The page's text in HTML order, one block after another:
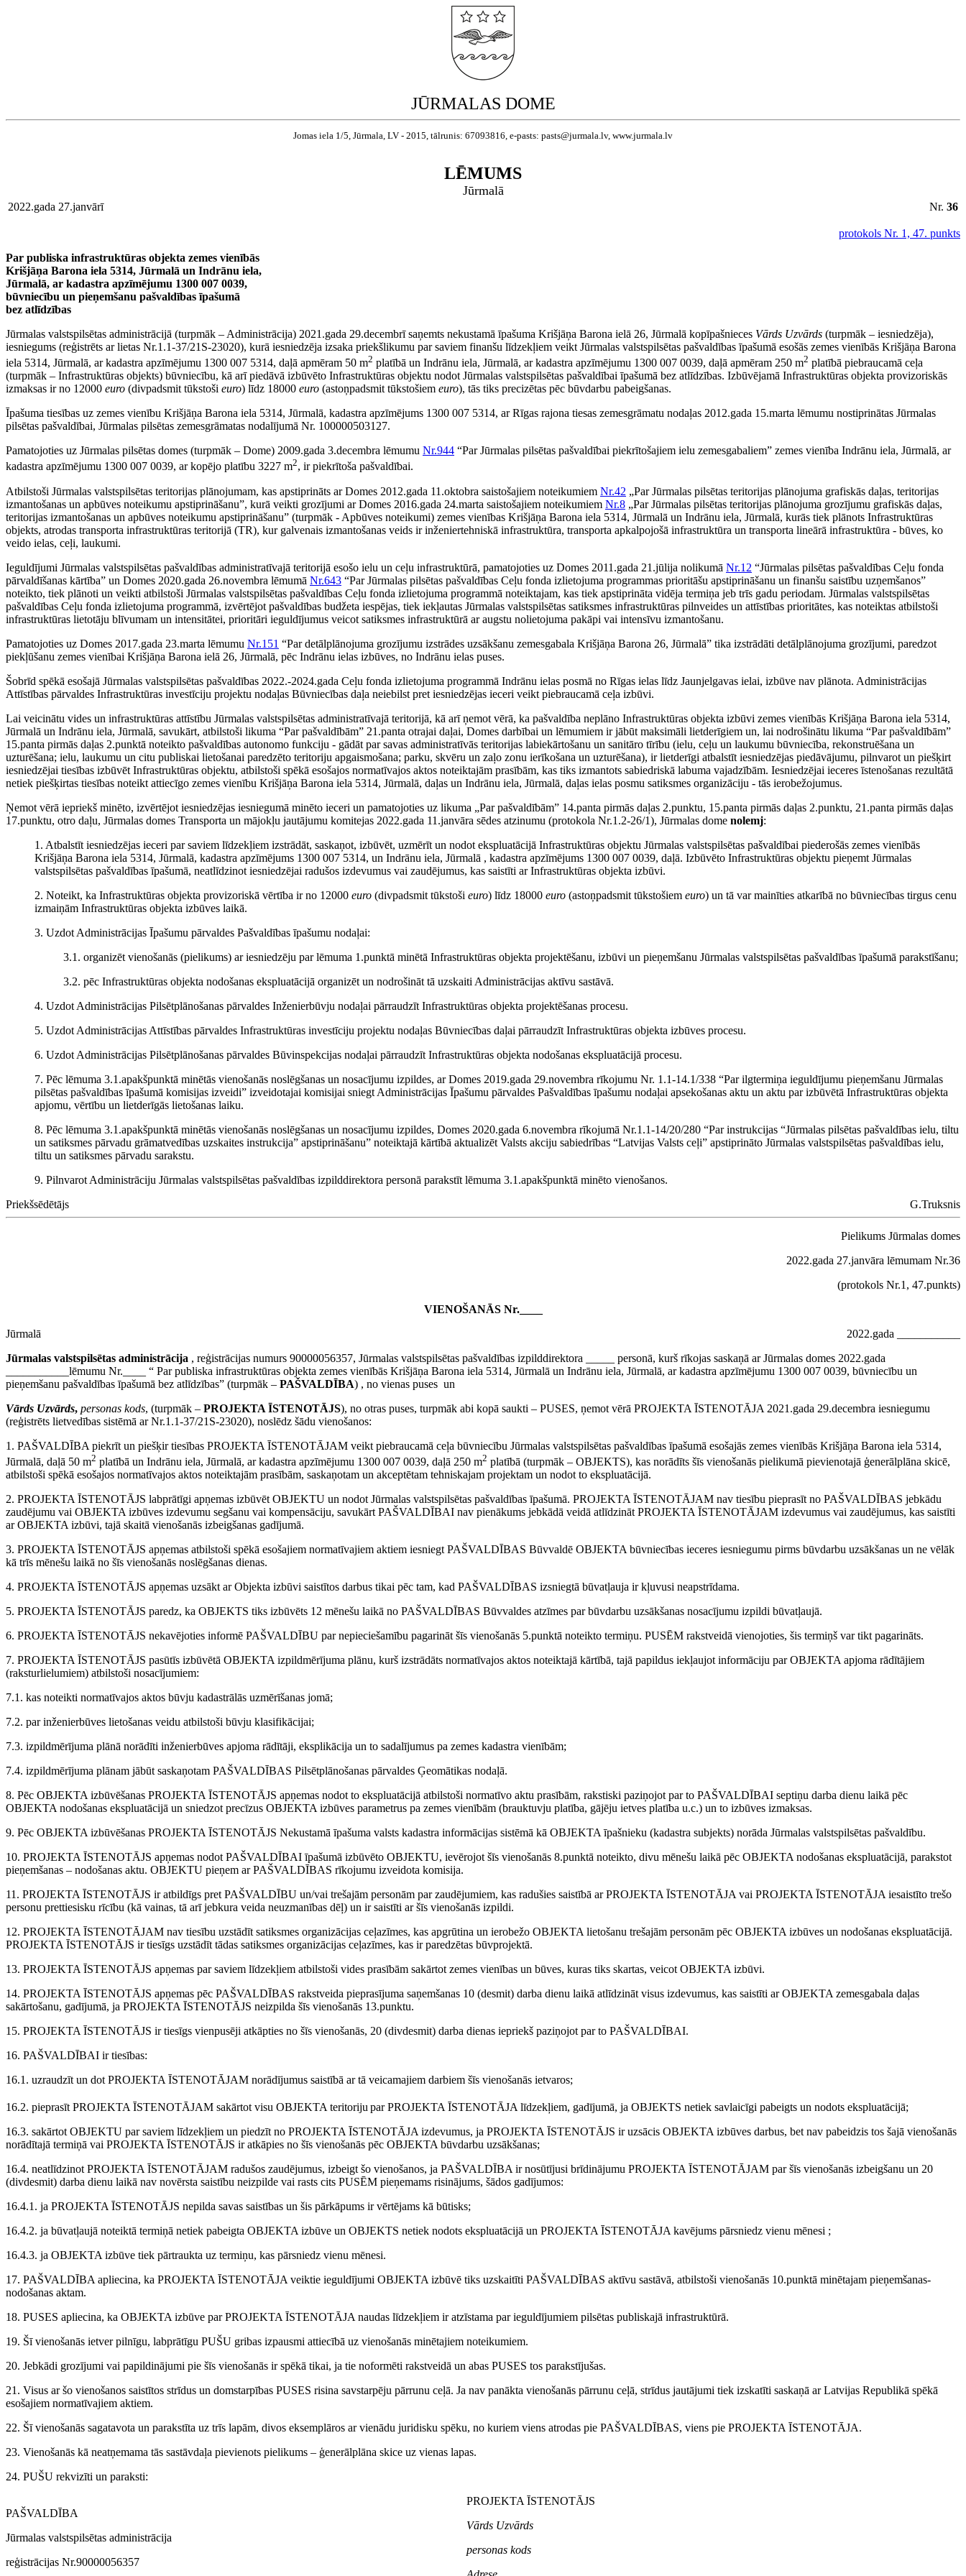
JŪRMALAS DOME
Jomas iela 1/5, Jūrmala, LV - 2015, tālrunis: 67093816, e-pasts: pasts@jurmala.lv, www.jurmala.lv
LĒMUMS
Jūrmalā
2022.gada 27.janvārī Nr. 36
protokols Nr. 1, 47. punkts
Par publiska infrastruktūras objekta zemes vienībās
Krišjāņa Barona iela 5314, Jūrmalā un Indrānu iela,
Jūrmalā, ar kadastra apzīmējumu 1300 007 0039,
būvniecību un pieņemšanu pašvaldības īpašumā
bez atlīdzības
Jūrmalas valstspilsētas administrācijā (turpmāk – Administrācija) 2021.gada 29.decembrī saņemts nekustamā īpašuma Krišjāņa Barona ielā 26, Jūrmalā kopīpašnieces Vārds Uzvārds (turpmāk – iesniedzēja),
iesniegums (reģistrēts ar lietas Nr.1.1-37/21S-23020), kurā iesniedzēja izsaka priekšlikumu par saviem finanšu līdzekļiem veikt Jūrmalas valstspilsētas pašvaldības īpašumā esošās zemes vienībās Krišjāņa Barona
iela 5314, Jūrmalā, ar kadastra apzīmējumu 1300 007 5314, daļā apmēram 50 m2 platībā un Indrānu iela, Jūrmalā, ar kadastra apzīmējumu 1300 007 0039, daļā apmēram 250 m2 platībā piebraucamā ceļa
(turpmāk – Infrastruktūras objekts) būvniecību, kā arī piedāvā izbūvēto Infrastruktūras objektu nodot Jūrmalas valstspilsētas pašvaldībai īpašumā bez atlīdzības. Izbūvējamā Infrastruktūras objekta provizoriskās
izmaksas ir no 12000 euro (divpadsmit tūkstoši euro) līdz 18000 euro (astoņpadsmit tūkstošiem euro), tās tiks precizētas pēc būvdarbu pabeigšanas.
Īpašuma tiesības uz zemes vienību Krišjāņa Barona iela 5314, Jūrmalā, kadastra apzīmējums 1300 007 5314, ar Rīgas rajona tiesas zemesgrāmatu nodaļas 2012.gada 15.marta lēmumu nostiprinātas Jūrmalas
pilsētas pašvaldībai, Jūrmalas pilsētas zemesgrāmatas nodalījumā Nr. 100000503127.
Pamatojoties uz Jūrmalas pilsētas domes (turpmāk – Dome) 2009.gada 3.decembra lēmumu Nr.944 “Par Jūrmalas pilsētas pašvaldībai piekrītošajiem ielu zemesgabaliem” zemes vienība Indrānu iela, Jūrmalā, ar
kadastra apzīmējumu 1300 007 0039, ar kopējo platību 3227 m2, ir piekrītoša pašvaldībai.
Atbilstoši Jūrmalas valstspilsētas teritorijas plānojumam, kas apstiprināts ar Domes 2012.gada 11.oktobra saistošajiem noteikumiem Nr.42 „Par Jūrmalas pilsētas teritorijas plānojuma grafiskās daļas, teritorijas
izmantošanas un apbūves noteikumu apstiprināšanu”, kurā veikti grozījumi ar Domes 2016.gada 24.marta saistošajiem noteikumiem Nr.8 „Par Jūrmalas pilsētas teritorijas plānojuma grozījumu grafiskās daļas,
teritorijas izmantošanas un apbūves noteikumu apstiprināšanu” (turpmāk - Apbūves noteikumi) zemes vienības Krišjāņa Barona iela 5314, Jūrmalā un Indrānu iela, Jūrmalā, kurās tiek plānots Infrastruktūras
objekts, atrodas transporta infrastruktūras teritorijā (TR), kur galvenais izmantošanas veids ir inženiertehniskā infrastruktūra, transporta apkalpojošā infrastruktūra un transporta lineārā infrastruktūra - būves, ko
veido ielas, ceļi, laukumi.
Ieguldījumi Jūrmalas valstspilsētas pašvaldības administratīvajā teritorijā esošo ielu un ceļu infrastruktūrā, pamatojoties uz Domes 2011.gada 21.jūlija nolikumā Nr.12 “Jūrmalas pilsētas pašvaldības Ceļu fonda
pārvaldīšanas kārtība” un Domes 2020.gada 26.novembra lēmumā Nr.643 “Par Jūrmalas pilsētas pašvaldības Ceļu fonda izlietojuma programmas prioritāšu apstiprināšanu un finanšu saistību uzņemšanos”
noteikto, tiek plānoti un veikti atbilstoši Jūrmalas valstspilsētas pašvaldības Ceļu fonda izlietojuma programmā noteiktajam, kas tiek apstiprināta vidēja termiņa jeb trīs gadu periodam. Jūrmalas valstspilsētas
pašvaldības Ceļu fonda izlietojuma programmā, izvērtējot pašvaldības budžeta iespējas, tiek iekļautas Jūrmalas valstspilsētas satiksmes infrastruktūras pilnveides un attīstības prioritātes, kas noteiktas atbilstoši
infrastruktūras lietotāju blīvumam un intensitātei, prioritāri ieguldījumus veicot satiksmes infrastruktūrā ar augstu nolietojuma pakāpi vai intensīvu izmantošanu.
Pamatojoties uz Domes 2017.gada 23.marta lēmumu Nr.151 “Par detālplānojuma grozījumu izstrādes uzsākšanu zemesgabala Krišjāņa Barona 26, Jūrmalā” tika izstrādāti detālplānojuma grozījumi, paredzot
piekļūšanu zemes vienībai Krišjāņa Barona ielā 26, Jūrmalā, pēc Indrānu ielas izbūves, no Indrānu ielas puses.
Šobrīd spēkā esošajā Jūrmalas valstspilsētas pašvaldības 2022.-2024.gada Ceļu fonda izlietojuma programmā Indrānu ielas posmā no Rīgas ielas līdz Jaunjelgavas ielai, izbūve nav plānota. Administrācijas
Attīstības pārvaldes Infrastruktūras investīciju projektu nodaļas Būvniecības daļa neiebilst pret iesniedzējas ieceri veikt piebraucamā ceļa izbūvi.
Lai veicinātu vides un infrastruktūras attīstību Jūrmalas valstspilsētas administratīvajā teritorijā, kā arī ņemot vērā, ka pašvaldība neplāno Infrastruktūras objekta izbūvi zemes vienībās Krišjāņa Barona iela 5314,
Jūrmalā un Indrānu iela, Jūrmalā, savukārt, atbilstoši likuma “Par pašvaldībām” 21.panta otrajai daļai, Domes darbībai un lēmumiem ir jābūt maksimāli lietderīgiem un, lai nodrošinātu likuma “Par pašvaldībām”
15.panta pirmās daļas 2.punktā noteikto pašvaldības autonomo funkciju - gādāt par savas administratīvās teritorijas labiekārtošanu un sanitāro tīrību (ielu, ceļu un laukumu būvniecība, rekonstruēšana un
uzturēšana; ielu, laukumu un citu publiskai lietošanai paredzēto teritoriju apgaismošana; parku, skvēru un zaļo zonu ierīkošana un uzturēšana), ir lietderīgi atbalstīt iesniedzējas piedāvājumu, pilnvarot un piešķirt
iesniedzējai tiesības izbūvēt Infrastruktūras objektu, atbilstoši spēkā esošajos normatīvajos aktos noteiktajām prasībām, kas tiks izmantots sabiedriskā labuma vajadzībām. Iesniedzējai ieceres īstenošanas rezultātā
netiek piešķirtas tiesības noteikt attiecīgo zemes vienību Krišjāņa Barona iela 5314, Jūrmalā, daļas un Indrānu iela, Jūrmalā, daļas ielas posmu satiksmes organizāciju - tās ierobežojumus.
Ņemot vērā iepriekš minēto, izvērtējot iesniedzējas iesniegumā minēto ieceri un pamatojoties uz likuma „Par pašvaldībām” 14.panta pirmās daļas 2.punktu, 15.panta pirmās daļas 2.punktu, 21.panta pirmās daļas
17.punktu, otro daļu, Jūrmalas domes Transporta un mājokļu jautājumu komitejas 2022.gada 11.janvāra sēdes atzinumu (protokola Nr.1.2-26/1), Jūrmalas dome nolemj:
1. Atbalstīt iesniedzējas ieceri par saviem līdzekļiem izstrādāt, saskaņot, izbūvēt, uzmērīt un nodot ekspluatācijā Infrastruktūras objektu Jūrmalas valstspilsētas pašvaldībai piederošās zemes vienībās
Krišjāņa Barona iela 5314, Jūrmalā, kadastra apzīmējums 1300 007 5314, un Indrānu iela, Jūrmalā , kadastra apzīmējums 1300 007 0039, daļā. Izbūvēto Infrastruktūras objektu pieņemt Jūrmalas
valstspilsētas pašvaldības īpašumā, neatlīdzinot iesniedzējai radušos izdevumus vai zaudējumus, kas saistīti ar Infrastruktūras objekta izbūvi.
2. Noteikt, ka Infrastruktūras objekta provizoriskā vērtība ir no 12000 euro (divpadsmit tūkstoši euro) līdz 18000 euro (astoņpadsmit tūkstošiem euro) un tā var mainīties atkarībā no būvniecības tirgus cenu
izmaiņām Infrastruktūras objekta izbūves laikā.
3. Uzdot Administrācijas Īpašumu pārvaldes Pašvaldības īpašumu nodaļai:
3.1. organizēt vienošanās (pielikums) ar iesniedzēju par lēmuma 1.punktā minētā Infrastruktūras objekta projektēšanu, izbūvi un pieņemšanu Jūrmalas valstspilsētas pašvaldības īpašumā parakstīšanu;
3.2. pēc Infrastruktūras objekta nodošanas ekspluatācijā organizēt un nodrošināt tā uzskaiti Administrācijas aktīvu sastāvā.
4. Uzdot Administrācijas Pilsētplānošanas pārvaldes Inženierbūvju nodaļai pārraudzīt Infrastruktūras objekta projektēšanas procesu.
5. Uzdot Administrācijas Attīstības pārvaldes Infrastruktūras investīciju projektu nodaļas Būvniecības daļai pārraudzīt Infrastruktūras objekta izbūves procesu.
6. Uzdot Administrācijas Pilsētplānošanas pārvaldes Būvinspekcijas nodaļai pārraudzīt Infrastruktūras objekta nodošanas ekspluatācijā procesu.
7. Pēc lēmuma 3.1.apakšpunktā minētās vienošanās noslēgšanas un nosacījumu izpildes, ar Domes 2019.gada 29.novembra rīkojumu Nr. 1.1-14.1/338 “Par ilgtermiņa ieguldījumu pieņemšanu Jūrmalas
pilsētas pašvaldības īpašumā komisijas izveidi” izveidotajai komisijai sniegt Administrācijas Īpašumu pārvaldes Pašvaldības īpašumu nodaļai apsekošanas aktu un aktu par izbūvētā Infrastruktūras objekta
apjomu, vērtību un lietderīgās lietošanas laiku.
8. Pēc lēmuma 3.1.apakšpunktā minētās vienošanās noslēgšanas un nosacījumu izpildes, Domes 2020.gada 6.novembra rīkojumā Nr.1.1-14/20/280 “Par instrukcijas “Jūrmalas pilsētas pašvaldības ielu, tiltu
un satiksmes pārvadu grāmatvedības uzskaites instrukcija” apstiprināšanu” noteiktajā kārtībā aktualizēt Valsts akciju sabiedrības “Latvijas Valsts ceļi” apstiprināto Jūrmalas valstspilsētas pašvaldības ielu,
tiltu un satiksmes pārvadu sarakstu.
9. Pilnvarot Administrāciju Jūrmalas valstspilsētas pašvaldības izpilddirektora personā parakstīt lēmuma 3.1.apakšpunktā minēto vienošanos.
Priekšsēdētājs
G.Truksnis
Pielikums Jūrmalas domes
2022.gada 27.janvāra lēmumam Nr.36
(protokols Nr.1, 47.punkts)
VIENOŠANĀS Nr.____
Jūrmalā
2022.gada ___________
Jūrmalas valstspilsētas administrācija , reģistrācijas numurs 90000056357, Jūrmalas valstspilsētas pašvaldības izpilddirektora _____ personā, kurš rīkojas saskaņā ar Jūrmalas domes 2022.gada
___________lēmumu Nr.____ “ Par publiska infrastruktūras objekta zemes vienībās Krišjāņa Barona iela 5314, Jūrmalā un Indrānu iela, Jūrmalā, ar kadastra apzīmējumu 1300 007 0039, būvniecību un
pieņemšanu pašvaldības īpašumā bez atlīdzības” (turpmāk – PAŠVALDĪBA) , no vienas puses un
Vārds Uzvārds, personas kods, (turpmāk – PROJEKTA ĪSTENOTĀJS), no otras puses, turpmāk abi kopā saukti – PUSES, ņemot vērā PROJEKTA ĪSTENOTĀJA 2021.gada 29.decembra iesniegumu
(reģistrēts lietvedības sistēmā ar Nr.1.1-37/21S-23020), noslēdz šādu vienošanos:
1. PAŠVALDĪBA piekrīt un piešķir tiesības PROJEKTA ĪSTENOTĀJAM veikt piebraucamā ceļa būvniecību Jūrmalas valstspilsētas pašvaldības īpašumā esošajās zemes vienībās Krišjāņa Barona iela 5314,
Jūrmalā, daļā 50 m2 platībā un Indrānu iela, Jūrmalā, ar kadastra apzīmējumu 1300 007 0039, daļā 250 m2 platībā (turpmāk – OBJEKTS), kas norādīts šīs vienošanās pielikumā pievienotajā ģenerālplāna skicē,
atbilstoši spēkā esošajos normatīvajos aktos noteiktajām prasībām, saskaņotam un akceptētam tehniskajam projektam un nodot to ekspluatācijā.
2. PROJEKTA ĪSTENOTĀJS labprātīgi apņemas izbūvēt OBJEKTU un nodot Jūrmalas valstspilsētas pašvaldības īpašumā. PROJEKTA ĪSTENOTĀJAM nav tiesību pieprasīt no PAŠVALDĪBAS jebkādu
zaudējumu vai OBJEKTA izbūves izdevumu segšanu vai kompensāciju, savukārt PAŠVALDĪBAI nav pienākums jebkādā veidā atlīdzināt PROJEKTA ĪSTENOTĀJAM izdevumus vai zaudējumus, kas saistīti
ar OBJEKTA izbūvi, tajā skaitā vienošanās izbeigšanas gadījumā.
3. PROJEKTA ĪSTENOTĀJS apņemas atbilstoši spēkā esošajiem normatīvajiem aktiem iesniegt PAŠVALDĪBAS Būvvaldē OBJEKTA būvniecības ieceres iesniegumu pirms būvdarbu uzsākšanas un ne vēlāk
kā trīs mēnešu laikā no šīs vienošanās noslēgšanas dienas.
4. PROJEKTA ĪSTENOTĀJS apņemas uzsākt ar Objekta izbūvi saistītos darbus tikai pēc tam, kad PAŠVALDĪBAS izsniegtā būvatļauja ir kļuvusi neapstrīdama.
5. PROJEKTA ĪSTENOTĀJS paredz, ka OBJEKTS tiks izbūvēts 12 mēnešu laikā no PAŠVALDĪBAS Būvvaldes atzīmes par būvdarbu uzsākšanas nosacījumu izpildi būvatļaujā.
6. PROJEKTA ĪSTENOTĀJS nekavējoties informē PAŠVALDĪBU par nepieciešamību pagarināt šīs vienošanās 5.punktā noteikto termiņu. PUSĒM rakstveidā vienojoties, šis termiņš var tikt pagarināts.
7. PROJEKTA ĪSTENOTĀJS pasūtīs izbūvētā OBJEKTA izpildmērījuma plānu, kurš izstrādāts normatīvajos aktos noteiktajā kārtībā, tajā papildus iekļaujot informāciju par OBJEKTA apjoma rādītājiem
(raksturlielumiem) atbilstoši nosacījumiem:
7.1. kas noteikti normatīvajos aktos būvju kadastrālās uzmērīšanas jomā;
7.2. par inženierbūves lietošanas veidu atbilstoši būvju klasifikācijai;
7.3. izpildmērījuma plānā norādīti inženierbūves apjoma rādītāji, eksplikācija un to sadalījumus pa zemes kadastra vienībām;
7.4. izpildmērījuma plānam jābūt saskaņotam PAŠVALDĪBAS Pilsētplānošanas pārvaldes Ģeomātikas nodaļā.
8. Pēc OBJEKTA izbūvēšanas PROJEKTA ĪSTENOTĀJS apņemas nodot to ekspluatācijā atbilstoši normatīvo aktu prasībām, rakstiski paziņojot par to PAŠVALDĪBAI septiņu darba dienu laikā pēc
OBJEKTA nodošanas ekspluatācijā un sniedzot precīzus OBJEKTA izbūves parametrus pa zemes vienībām (brauktuvju platība, gājēju ietves platība u.c.) un to izbūves izmaksas.
9. Pēc OBJEKTA izbūvēšanas PROJEKTA ĪSTENOTĀJS Nekustamā īpašuma valsts kadastra informācijas sistēmā kā OBJEKTA īpašnieku (kadastra subjekts) norāda Jūrmalas valstspilsētas pašvaldību.
10. PROJEKTA ĪSTENOTĀJS apņemas nodot PAŠVALDĪBAI īpašumā izbūvēto OBJEKTU, ievērojot šīs vienošanās 8.punktā noteikto, divu mēnešu laikā pēc OBJEKTA nodošanas ekspluatācijā, parakstot
pieņemšanas – nodošanas aktu. OBJEKTU pieņem ar PAŠVALDĪBAS rīkojumu izveidota komisija.
11. PROJEKTA ĪSTENOTĀJS ir atbildīgs pret PAŠVALDĪBU un/vai trešajām personām par zaudējumiem, kas radušies saistībā ar PROJEKTA ĪSTENOTĀJA vai PROJEKTA ĪSTENOTĀJA iesaistīto trešo
personu prettiesisku rīcību (kā vainas, tā arī jebkura veida neuzmanības dēļ) un ir saistīti ar šīs vienošanās izpildi.
12. PROJEKTA ĪSTENOTĀJAM nav tiesību uzstādīt satiksmes organizācijas ceļazīmes, kas apgrūtina un ierobežo OBJEKTA lietošanu trešajām personām pēc OBJEKTA izbūves un nodošanas ekspluatācijā.
PROJEKTA ĪSTENOTĀJS ir tiesīgs uzstādīt tādas satiksmes organizācijas ceļazīmes, kas ir paredzētas būvprojektā.
13. PROJEKTA ĪSTENOTĀJS apņemas par saviem līdzekļiem atbilstoši vides prasībām sakārtot zemes vienības un būves, kuras tiks skartas, veicot OBJEKTA izbūvi.
14. PROJEKTA ĪSTENOTĀJS apņemas pēc PAŠVALDĪBAS rakstveida pieprasījuma saņemšanas 10 (desmit) darba dienu laikā atlīdzināt visus izdevumus, kas saistīti ar OBJEKTA zemesgabala daļas
sakārtošanu, gadījumā, ja PROJEKTA ĪSTENOTĀJS neizpilda šīs vienošanās 13.punktu.
15. PROJEKTA ĪSTENOTĀJS ir tiesīgs vienpusēji atkāpties no šīs vienošanās, 20 (divdesmit) darba dienas iepriekš paziņojot par to PAŠVALDĪBAI.
16. PAŠVALDĪBAI ir tiesības:
16.1. uzraudzīt un dot PROJEKTA ĪSTENOTĀJAM norādījumus saistībā ar tā veicamajiem darbiem šīs vienošanās ietvaros;
16.2. pieprasīt PROJEKTA ĪSTENOTĀJAM sakārtot visu OBJEKTA teritoriju par PROJEKTA ĪSTENOTĀJA līdzekļiem, gadījumā, ja OBJEKTS netiek savlaicīgi pabeigts un nodots ekspluatācijā;
16.3. sakārtot OBJEKTU par saviem līdzekļiem un piedzīt no PROJEKTA ĪSTENOTĀJA izdevumus, ja PROJEKTA ĪSTENOTĀJS ir uzsācis OBJEKTA izbūves darbus, bet nav pabeidzis tos šajā vienošanās
norādītajā termiņā vai PROJEKTA ĪSTENOTĀJS ir atkāpies no šīs vienošanās pēc OBJEKTA būvdarbu uzsākšanas;
16.4. neatlīdzinot PROJEKTA ĪSTENOTĀJAM radušos zaudējumus, izbeigt šo vienošanos, ja PAŠVALDĪBA ir nosūtījusi brīdinājumu PROJEKTA ĪSTENOTĀJAM par šīs vienošanās izbeigšanu un 20
(divdesmit) darba dienu laikā nav novērsta saistību neizpilde vai rasts cits PUSĒM pieņemams risinājums, šādos gadījumos:
16.4.1. ja PROJEKTA ĪSTENOTĀJS nepilda savas saistības un šis pārkāpums ir vērtējams kā būtisks;
16.4.2. ja būvatļaujā noteiktā termiņā netiek pabeigta OBJEKTA izbūve un OBJEKTS netiek nodots ekspluatācijā un PROJEKTA ĪSTENOTĀJA kavējums pārsniedz vienu mēnesi ;
16.4.3. ja OBJEKTA izbūve tiek pārtraukta uz termiņu, kas pārsniedz vienu mēnesi.
17. PAŠVALDĪBA apliecina, ka PROJEKTA ĪSTENOTĀJA veiktie ieguldījumi OBJEKTA izbūvē tiks uzskaitīti PAŠVALDĪBAS aktīvu sastāvā, atbilstoši vienošanās 10.punktā minētajam pieņemšanas-
nodošanas aktam.
18. PUSES apliecina, ka OBJEKTA izbūve par PROJEKTA ĪSTENOTĀJA naudas līdzekļiem ir atzīstama par ieguldījumiem pilsētas publiskajā infrastruktūrā.
19. Šī vienošanās ietver pilnīgu, labprātīgu PUŠU gribas izpausmi attiecībā uz vienošanās minētajiem noteikumiem.
20. Jebkādi grozījumi vai papildinājumi pie šīs vienošanās ir spēkā tikai, ja tie noformēti rakstveidā un abas PUSES tos parakstījušas.
21. Visus ar šo vienošanos saistītos strīdus un domstarpības PUSES risina savstarpēju pārrunu ceļā. Ja nav panākta vienošanās pārrunu ceļā, strīdus jautājumi tiek izskatīti saskaņā ar Latvijas Republikā spēkā
esošajiem normatīvajiem aktiem.
22. Šī vienošanās sagatavota un parakstīta uz trīs lapām, divos eksemplāros ar vienādu juridisku spēku, no kuriem viens atrodas pie PAŠVALDĪBAS, viens pie PROJEKTA ĪSTENOTĀJA.
23. Vienošanās kā neatņemama tās sastāvdaļa pievienots pielikums – ģenerālplāna skice uz vienas lapas.
24. PUŠU rekvizīti un paraksti:
PAŠVALDĪBA
Jūrmalas valstspilsētas administrācija
reģistrācijas Nr.90000056357
PROJEKTA ĪSTENOTĀJS
Vārds Uzvārds
personas kods